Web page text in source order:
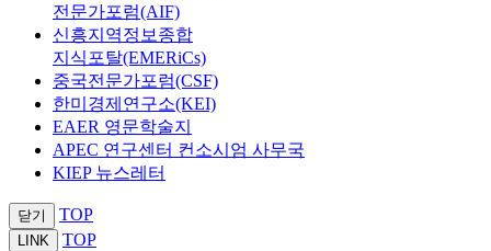
전문가포럼(AIF)
신흥지역정보종합
지식포탈(EMERiCs)
중국전문가포럼(CSF)
한미경제연구소(KEI)
EAER 영문학술지
APEC 연구센터 컨소시엄 사무국
KIEP 뉴스레터
닫기 TOP
LINK TOP